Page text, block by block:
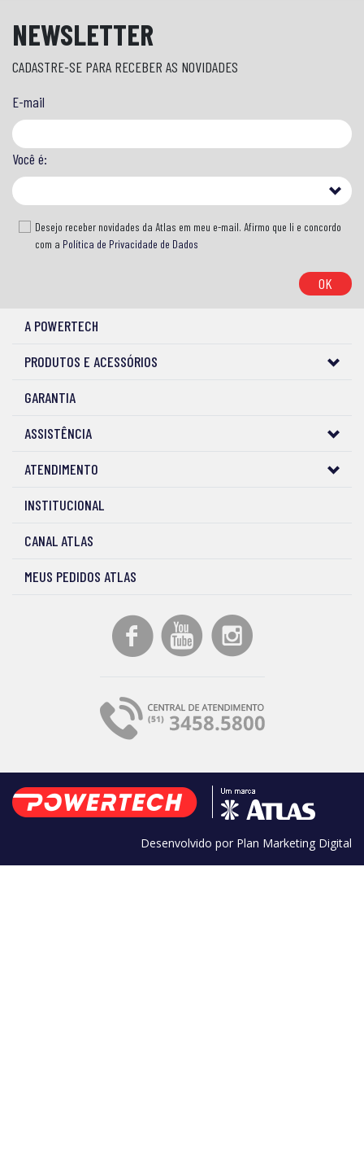
NEWSLETTER
CADASTRE-SE PARA RECEBER AS NOVIDADES
E-mail
Você é:
Desejo receber novidades da Atlas em meu e-mail. Afirmo que li e concordo
com a Política de Privacidade de Dados
OK
A POWERTECH
PRODUTOS E ACESSÓRIOS
GARANTIA
ASSISTÊNCIA
ATENDIMENTO
INSTITUCIONAL
CANAL ATLAS
MEUS PEDIDOS ATLAS
Desenvolvido por Plan Marketing Digital